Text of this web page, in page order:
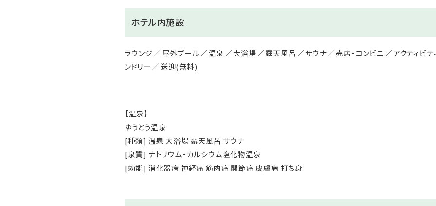
ホテル内施設
ラウンジ 屋外プール 温泉 大浴場 露天風呂 サウナ 売店・コンビニ アクティビテ
ンドリー
送迎(無料)
【温泉】
ゆうとう温泉
[種類] 温泉 大浴場 露天風呂 サウナ
[泉質] ナトリウム・カルシウム塩化物温泉
[効能] 消化器病 神経痛 筋肉痛 関節痛 皮膚病 打ち身